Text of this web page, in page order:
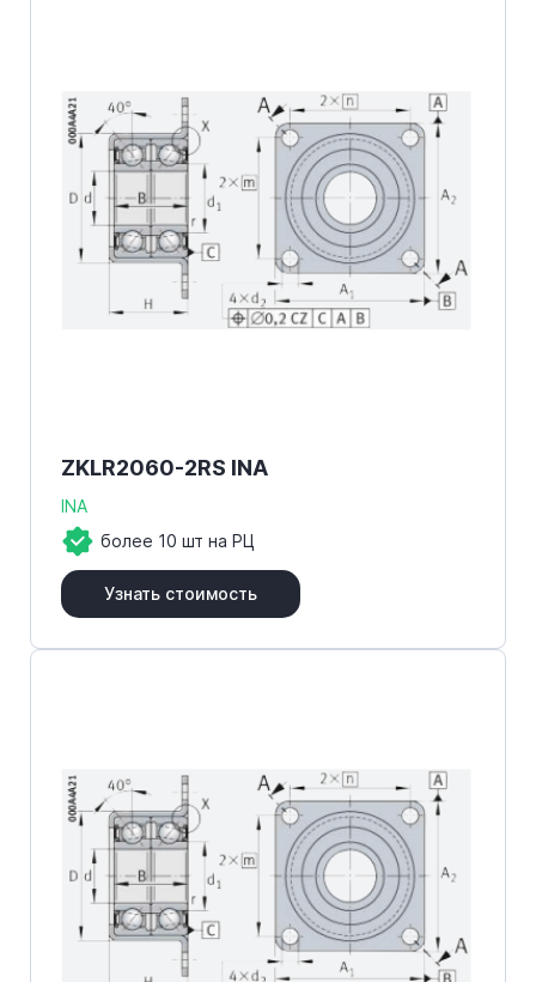
ZKLR2060-2RS INA
INA
более 10 шт на РЦ
Узнать стоимость